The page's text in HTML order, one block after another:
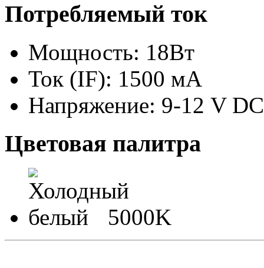
Потребляемый ток
Мощность: 18Вт
Ток (IF): 1500 мА
Напряжение: 9-12 V DC
Цветовая палитра
5000K